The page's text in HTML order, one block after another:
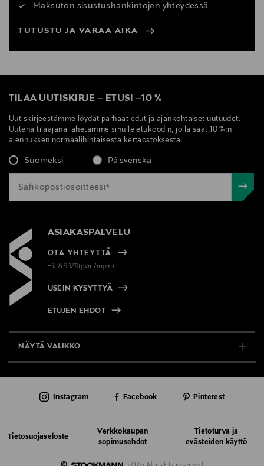
Maksuton sisustushankintojen yhteydessä
TUTUSTU JA VARAA AIKA
TILAA UUTISKIRJE – ETUSI –10 %
Uutiskirjeestämme löydät parhaat edut ja ajankohtaiset uutuudet.
Uutena tilaajana lähetämme sinulle etukoodin, jolla saat 10 %:n
alennuksen normaalihintaisesta kertaostoksesta.
Suomeksi På svenska
ASIAKASPALVELU
OTA YHTEYTTÄ
+358 9 1211(pvm/mpm)
USEIN KYSYTTYÄ
ETUJEN EHDOT
NÄYTÄ VALIKKO
AJANKOHTAISTA
Tietosuojaseloste
Verkkokaupan
sopimusehdot
Tietoturva ja
evästeiden käyttö
Instagram Facebook Pinterest